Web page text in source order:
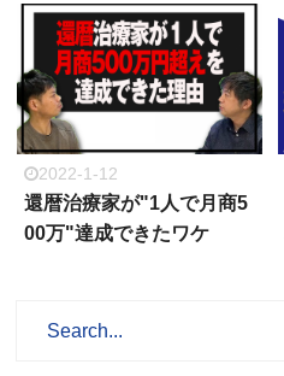
2022-1-12
還暦治療家が"1人で月商5
00万"達成できたワケ